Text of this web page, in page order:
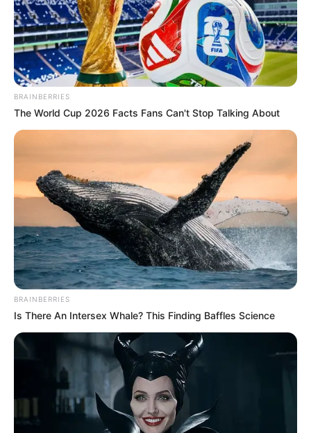
BRAINBERRIES
The World Cup 2026 Facts Fans Can't Stop Talking About
BRAINBERRIES
Is There An Intersex Whale? This Finding Baffles Science